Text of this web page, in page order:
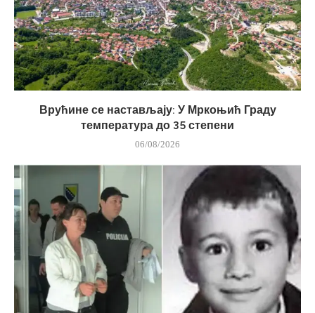
Врућине се настављају: У Мркоњић Граду
температура до 35 степени
06/08/2026